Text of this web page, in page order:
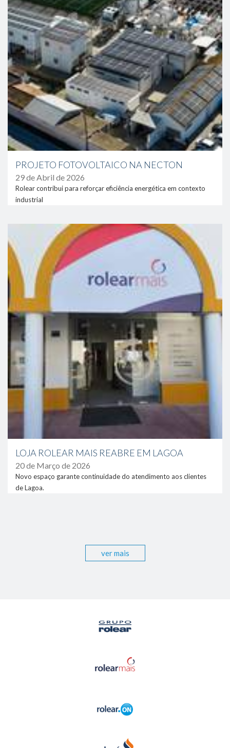
PROJETO FOTOVOLTAICO NA NECTON
29 de Abril de 2026
Rolear contribui para reforçar eficiência energética em contexto
industrial
LOJA ROLEAR MAIS REABRE EM LAGOA
20 de Março de 2026
Novo espaço garante continuidade do atendimento aos clientes
de Lagoa.
ver mais